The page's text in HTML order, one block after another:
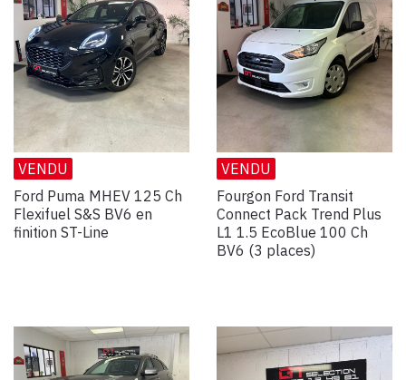
VENDU
Ford Puma MHEV 125 Ch
Flexifuel S&S BV6 en
finition ST-Line
VENDU
Fourgon Ford Transit
Connect Pack Trend Plus
L1 1.5 EcoBlue 100 Ch
BV6 (3 places)